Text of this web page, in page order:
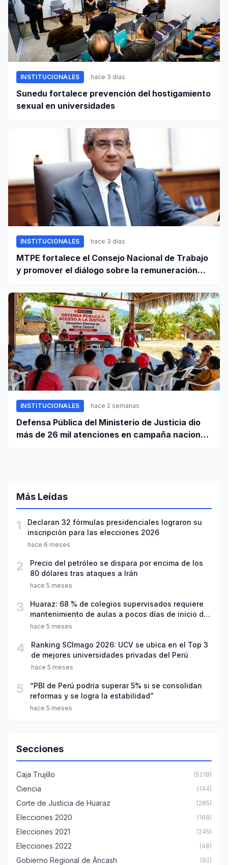
INSTITUCIONALES hace 3 días
Sunedu fortalece prevención del hostigamiento
sexual en universidades
INSTITUCIONALES hace 3 días
MTPE fortalece el Consejo Nacional de Trabajo
y promover el diálogo sobre la remuneración
INSTITUCIONALES hace 2 semanas
Defensa Pública del Ministerio de Justicia dio
más de 26 mil atenciones en campaña nacional
Más Leídas
1
Declaran 32 fórmulas presidenciales lograron su
inscripción para las elecciones 2026
hace 6 meses
2
Precio del petróleo se dispara por encima de los
80 dólares tras ataques a Irán
hace 5 meses
3
Huaraz: 68 % de colegios supervisados requiere
mantenimiento de aulas a pocos días de inicio del
año escolar 2026
hace 5 meses
4
Ranking SCImago 2026: UCV se ubica en el Top 3
de mejores universidades privadas del Perú
hace 5 meses
5
“PBI de Perú podría superar 5% si se consolidan
reformas y se logra la estabilidad”
hace 5 meses
Secciones
Caja Trujillo (5218)
Ciencia (144)
Corte de Justicia de Huaraz (285)
Elecciones 2020 (168)
Elecciones 2021 (245)
Elecciones 2022 (48)
Gobierno Regional de Áncash (92)